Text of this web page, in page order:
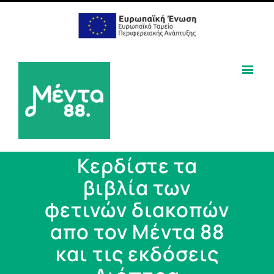
Κερδίστε τα
βιβλία των
φετινών διακοπών
απο τον Μέντα 88
και τις εκδόσεις